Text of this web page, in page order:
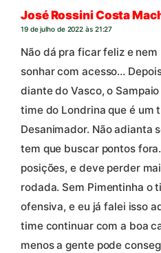
José Rossini Costa
19 de julho de 2022 às 21:27
Não dá pra ficar feliz e
sonhar com acesso…
diante do Vasco, o
time do Londrina que é um
Desanimador. Não adianta
tem que buscar pontos
posições, e deve perder
rodada. Sem Pimentinha o
ofensiva, e eu já falei isso
time continuar com a boa
menos a gente pode